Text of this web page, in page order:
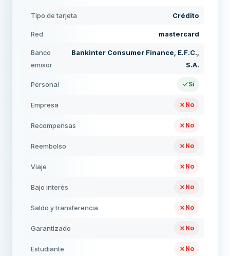
Tipo de tarjeta Crédito
Red mastercard
Banco
emisor
Bankinter Consumer Finance, E.F.C.,
S.A.
Personal Sí
Empresa No
Recompensas No
Reembolso No
Viaje No
Bajo interés No
Saldo y transferencia No
Garantizado No
Estudiante No